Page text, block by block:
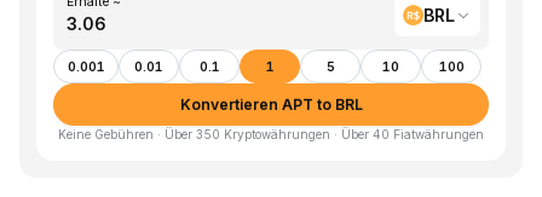
BRL
0.001 0.01 0.1 1 5 10 100
Konvertieren APT to BRL
Keine Gebühren · Über 350 Kryptowährungen · Über 40 Fiatwährungen